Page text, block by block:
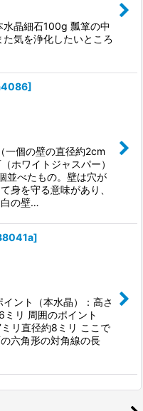
晶細石100g 瓢箪の中
気を浄化したいところ
]
一個の壁の直径約2cm
ホワイトジャスパー）
並べたもの。壁は穴が
身を守る意味があり、
の壁…
]
ント（本水晶）：高さ
リ 周囲のポイント
ミリ直径約8ミリ ここで
六角形の対角線の長